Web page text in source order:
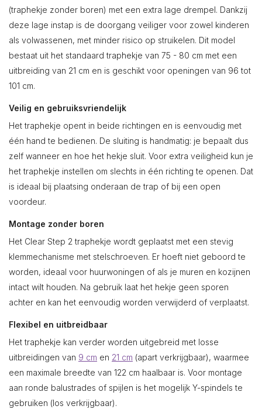
(traphekje zonder boren) met een extra lage drempel. Dankzij
deze lage instap is de doorgang veiliger voor zowel kinderen
als volwassenen, met minder risico op struikelen. Dit model
bestaat uit het standaard traphekje van 75 - 80 cm met een
uitbreiding van 21 cm en is geschikt voor openingen van 96 tot
101 cm.
Veilig en gebruiksvriendelijk
Het traphekje opent in beide richtingen en is eenvoudig met
één hand te bedienen. De sluiting is handmatig: je bepaalt dus
zelf wanneer en hoe het hekje sluit. Voor extra veiligheid kun je
het traphekje instellen om slechts in één richting te openen. Dat
is ideaal bij plaatsing onderaan de trap of bij een open
voordeur.
Montage zonder boren
Het Clear Step 2 traphekje wordt geplaatst met een stevig
klemmechanisme met stelschroeven. Er hoeft niet geboord te
worden, ideaal voor huurwoningen of als je muren en kozijnen
intact wilt houden. Na gebruik laat het hekje geen sporen
achter en kan het eenvoudig worden verwijderd of verplaatst.
Flexibel en uitbreidbaar
Het traphekje kan verder worden uitgebreid met losse
uitbreidingen van 9 cm en 21 cm (apart verkrijgbaar), waarmee
een maximale breedte van 122 cm haalbaar is. Voor montage
aan ronde balustrades of spijlen is het mogelijk Y-spindels te
gebruiken (los verkrijgbaar).